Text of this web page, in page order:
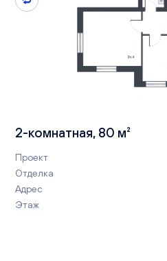
2-комнатная, 80 м²
Проект
Отделка
Адрес
Этаж